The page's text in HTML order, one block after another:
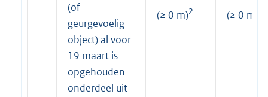
(of
geurgevoelig
object) al voor
19 maart is
opgehouden
onderdeel uit
(≥ 0 m)2 (≥ 0 m)